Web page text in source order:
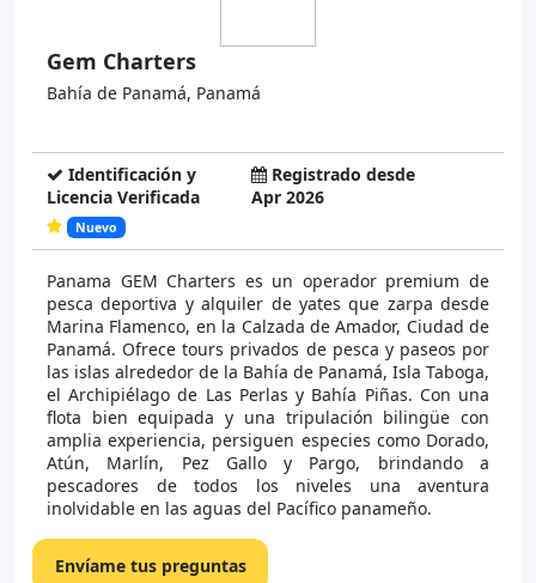
Gem Charters
Bahía de Panamá, Panamá
Identificación y
Licencia Verificada
Registrado desde
Apr 2026
Nuevo
Panama GEM Charters es un operador premium de
pesca deportiva y alquiler de yates que zarpa desde
Marina Flamenco, en la Calzada de Amador, Ciudad de
Panamá. Ofrece tours privados de pesca y paseos por
las islas alrededor de la Bahía de Panamá, Isla Taboga,
el Archipiélago de Las Perlas y Bahía Piñas. Con una
flota bien equipada y una tripulación bilingüe con
amplia experiencia, persiguen especies como Dorado,
Atún, Marlín, Pez Gallo y Pargo, brindando a
pescadores de todos los niveles una aventura
inolvidable en las aguas del Pacífico panameño.
Envíame tus preguntas